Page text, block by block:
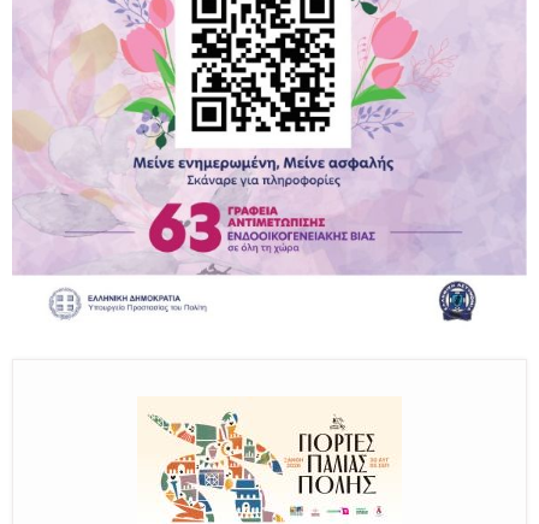
Παραμένουμε Προσεκτικοί
Καλούμε Άμεσα την Πυροσβεστική στο 199 ή στο 112
και δίνουμε σαφείς πληροφορίες